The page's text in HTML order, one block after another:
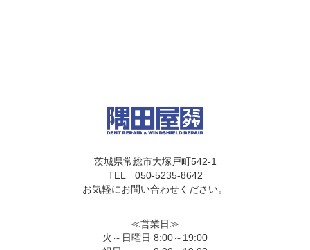
茨城県常総市大塚戸町542-1
TEL 050-5235-8642
お気軽にお問い合わせください。
≪営業日≫
火～日曜日 8:00～19:00